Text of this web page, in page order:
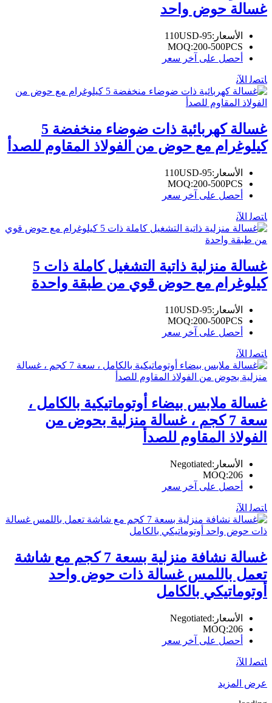
غسالة حوض واحد
الأسعار: 95-110USD
MOQ:200-500PCS
أحصل على آخر سعر
ﺎﺘﺼﻟ ﺍﻶﻧ
غسالة كهربائية ذات ضوضاء منخفضة 5
كيلوغرام مع حوض من الفولاذ المقاوم للصدأ
الأسعار: 95-110USD
MOQ:200-500PCS
أحصل على آخر سعر
ﺎﺘﺼﻟ ﺍﻶﻧ
غسالة منزلية ذاتية التشغيل كاملة ذات 5
كيلوغرام مع حوض قوي من طبقة واحدة
الأسعار: 95-110USD
MOQ:200-500PCS
أحصل على آخر سعر
ﺎﺘﺼﻟ ﺍﻶﻧ
غسالة ملابس بيضاء أوتوماتيكية بالكامل ،
سعة 7 كجم ، غسالة منزلية بحوض من
الفولاذ المقاوم للصدأ
الأسعار: Negotiated
MOQ:206
أحصل على آخر سعر
ﺎﺘﺼﻟ ﺍﻶﻧ
غسالة نشافة منزلية بسعة 7 كجم مع شاشة
تعمل باللمس غسالة ذات حوض واحد
أوتوماتيكي بالكامل
الأسعار: Negotiated
MOQ:206
أحصل على آخر سعر
ﺎﺘﺼﻟ ﺍﻶﻧ
عرض المزيد